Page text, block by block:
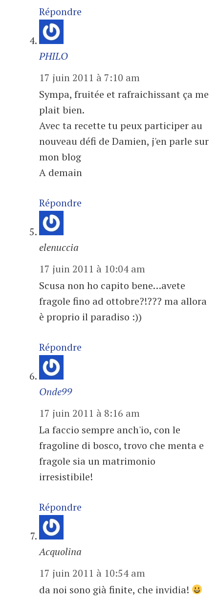
Répondre
PHILO
17 juin 2011 à 7:10 am
Sympa, fruitée et rafraichissant ça me
plait bien.
Avec ta recette tu peux participer au
nouveau défi de Damien, j'en parle sur
mon blog
A demain
Répondre
elenuccia
17 juin 2011 à 10:04 am
Scusa non ho capito bene…avete
fragole fino ad ottobre?!??? ma allora
è proprio il paradiso :))
Répondre
Onde99
17 juin 2011 à 8:16 am
La faccio sempre anch'io, con le
fragoline di bosco, trovo che menta e
fragole sia un matrimonio
irresistibile!
Répondre
Acquolina
17 juin 2011 à 10:54 am
da noi sono già finite, che invidia!